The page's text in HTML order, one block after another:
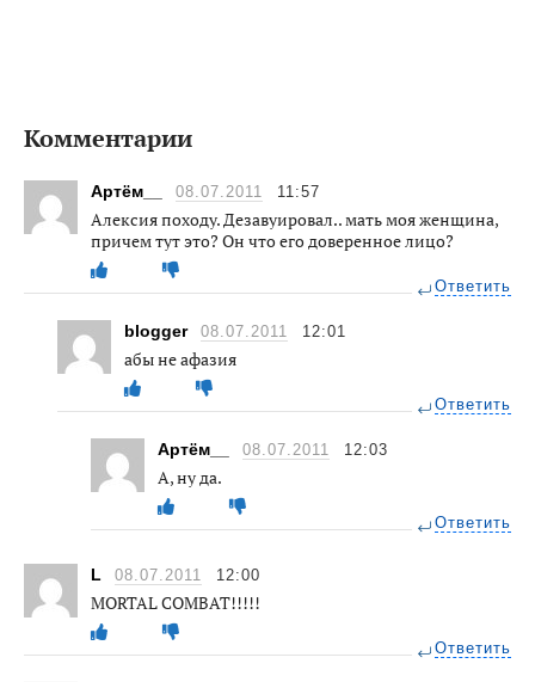
Комментарии
Артём__ 08.07.2011 11:57
Алексия походу. Дезавуировал.. мать моя женщина,
причем тут это? Он что его доверенное лицо?
Ответить
blogger 08.07.2011 12:01
абы не афазия
Ответить
Артём__ 08.07.2011 12:03
А, ну да.
Ответить
L 08.07.2011 12:00
MORTAL COMBAT!!!!!
Ответить